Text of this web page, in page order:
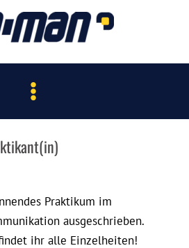
Main
Menu
Praktikum im
ausgeschrieben.
ihr alle Einzelheiten!